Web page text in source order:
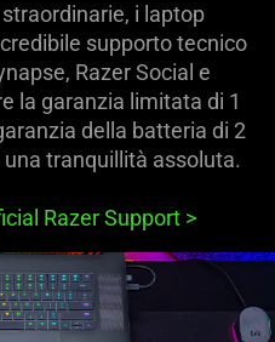
i laptop
supporto tecnico
Razer Social e
la garanzia limitata di 1
della batteria di 2
tranquillità assoluta.
Razer Support >